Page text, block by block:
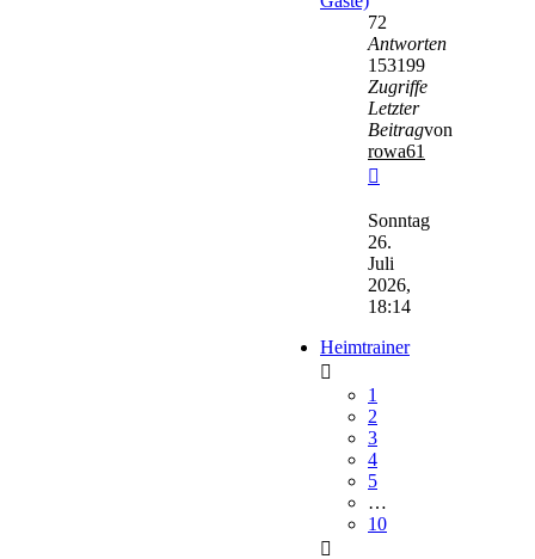
72
Antworten
153199
Zugriffe
Letzter
Beitragvon
rowa61
Beitrag
Sonntag
26.
Juli
2026,
18:14
Heimtrainer
1
2
3
4
5
…
10